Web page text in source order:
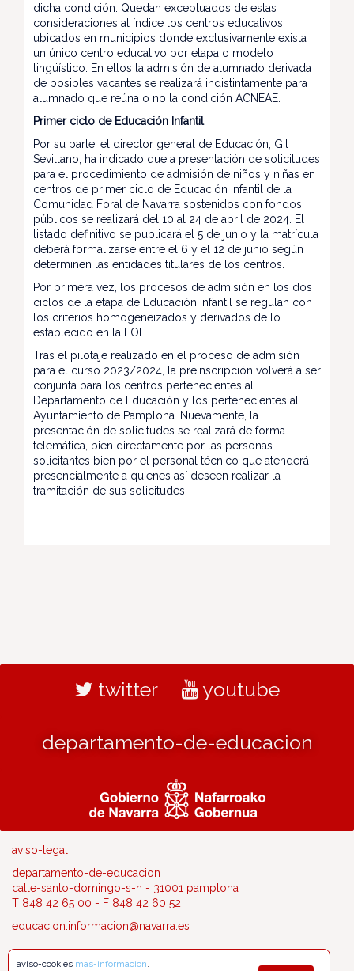
dicha condición. Quedan exceptuados de estas
consideraciones al índice los centros educativos
ubicados en municipios donde exclusivamente exista
un único centro educativo por etapa o modelo
lingüístico. En ellos la admisión de alumnado derivada
de posibles vacantes se realizará indistintamente para
alumnado que reúna o no la condición ACNEAE.
Primer ciclo de Educación Infantil
Por su parte, el director general de Educación, Gil
Sevillano, ha indicado que a presentación de solicitudes
para el procedimiento de admisión de niños y niñas en
centros de primer ciclo de Educación Infantil de la
Comunidad Foral de Navarra sostenidos con fondos
públicos se realizará del 10 al 24 de abril de 2024. El
listado definitivo se publicará el 5 de junio y la matrícula
deberá formalizarse entre el 6 y el 12 de junio según
determinen las entidades titulares de los centros.
Por primera vez, los procesos de admisión en los dos
ciclos de la etapa de Educación Infantil se regulan con
los criterios homogeneizados y derivados de lo
establecido en la LOE.
Tras el pilotaje realizado en el proceso de admisión
para el curso 2023/2024, la preinscripción volverá a ser
conjunta para los centros pertenecientes al
Departamento de Educación y los pertenecientes al
Ayuntamiento de Pamplona. Nuevamente, la
presentación de solicitudes se realizará de forma
telemática, bien directamente por las personas
solicitantes bien por el personal técnico que atenderá
presencialmente a quienes así deseen realizar la
tramitación de sus solicitudes.
twitter youtube
departamento-de-educacion
aviso-legal
departamento-de-educacion
calle-santo-domingo-s-n - 31001 pamplona
T 848 42 65 00 - F 848 42 60 52
educacion.informacion@navarra.es
aviso-cookies mas-informacion.